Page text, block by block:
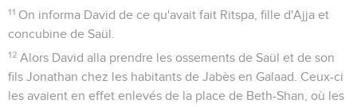
11 On informa David de ce qu'avait fait Ritspa, fille d'Ajja et
concubine de Saül.
12 Alors David alla prendre les ossements de Saül et de son
fils Jonathan chez les habitants de Jabès en Galaad. Ceux-ci
les avaient en effet enlevés de la place de Beth-Shan, où les